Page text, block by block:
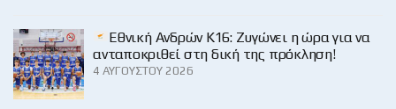
Εθνική Ανδρών Κ16: Ζυγώνει η ώρα για να
ανταποκριθεί στη δική της πρόκληση!
4 ΑΥΓΟΎΣΤΟΥ 2026